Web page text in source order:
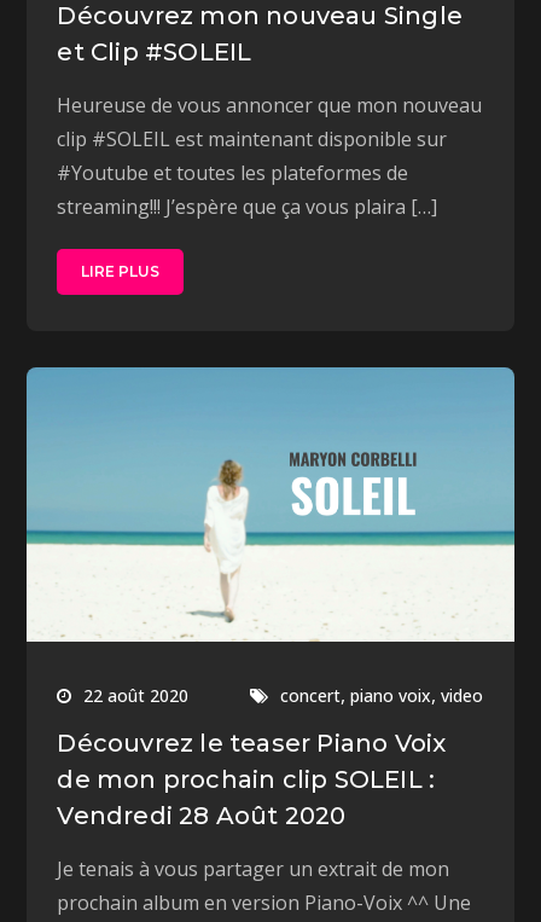
Découvrez mon nouveau Single
et Clip #SOLEIL
Heureuse de vous annoncer que mon nouveau
clip #SOLEIL est maintenant disponible sur
#Youtube et toutes les plateformes de
streaming!!! J’espère que ça vous plaira […]
LIRE PLUS
22 août 2020 concert,piano voix,video
Découvrez le teaser Piano Voix
de mon prochain clip SOLEIL :
Vendredi 28 Août 2020
Je tenais à vous partager un extrait de mon
prochain album en version Piano-Voix ^^ Une